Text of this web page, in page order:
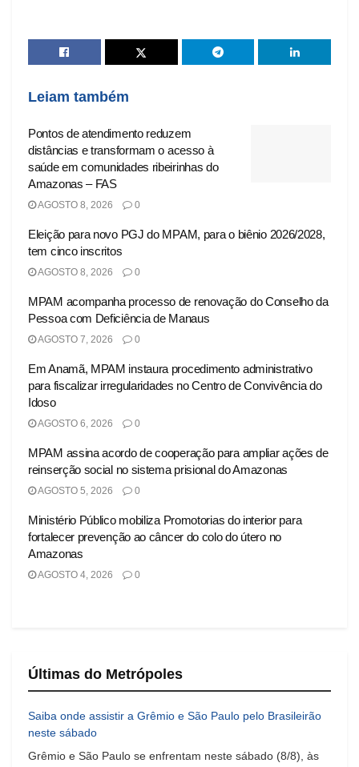
Leiam também
Pontos de atendimento reduzem
distâncias e transformam o acesso à
saúde em comunidades ribeirinhas do
Amazonas – FAS
AGOSTO 8, 2026 0
Eleição para novo PGJ do MPAM, para o biênio 2026/2028,
tem cinco inscritos
AGOSTO 8, 2026 0
MPAM acompanha processo de renovação do Conselho da
Pessoa com Deficiência de Manaus
AGOSTO 7, 2026 0
Em Anamã, MPAM instaura procedimento administrativo
para fiscalizar irregularidades no Centro de Convivência do
Idoso
AGOSTO 6, 2026 0
MPAM assina acordo de cooperação para ampliar ações de
reinserção social no sistema prisional do Amazonas
AGOSTO 5, 2026 0
Ministério Público mobiliza Promotorias do interior para
fortalecer prevenção ao câncer do colo do útero no
Amazonas
AGOSTO 4, 2026 0
Últimas do Metrópoles
Saiba onde assistir a Grêmio e São Paulo pelo Brasileirão
neste sábado
Grêmio e São Paulo se enfrentam neste sábado (8/8), às